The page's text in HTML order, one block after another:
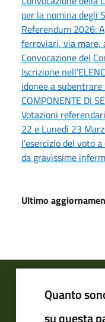
per la nomina degli
Referendum 2026:
ferroviari, via mare,
Convocazione del
Iscrizione
idonee a
COMPONENTE DI
Votazioni
22 e Lunedì 23
l’esercizio del voto
da gravissime
Ultimo
Quanto
su questa